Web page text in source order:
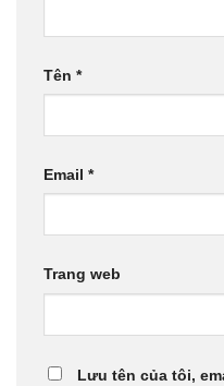
Tên *
Email *
Trang web
Lưu tên của tôi,